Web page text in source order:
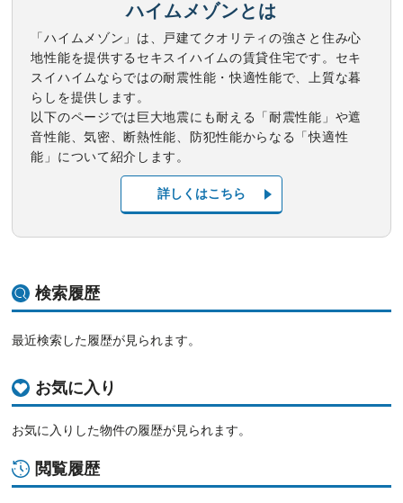
ハイムメゾンとは
「ハイムメゾン」は、戸建てクオリティの強さと住み心
地性能を提供するセキスイハイムの賃貸住宅です。セキ
スイハイムならではの耐震性能・快適性能で、上質な暮
らしを提供します。
以下のページでは巨大地震にも耐える「耐震性能」や遮
音性能、気密、断熱性能、防犯性能からなる「快適性
能」について紹介します。
詳しくはこちら
お気に入り
お気に入りした物件の履歴が見られます。
閲覧履歴
検索履歴
最近検索した履歴が見られます。